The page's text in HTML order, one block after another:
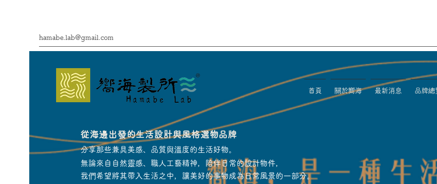
hamabe.lab@gmail.com
從海邊出發的生活設計與風格選物品牌
分享那些兼具美感、品質與溫度的生活好物。
無論來自自然靈感、職人工藝精神，陪伴日常的設計物件，
我們希望將其帶入生活之中，讓美好的事物成為日常風景的一部分。
首頁 關於嚮海 最新消息 品牌總